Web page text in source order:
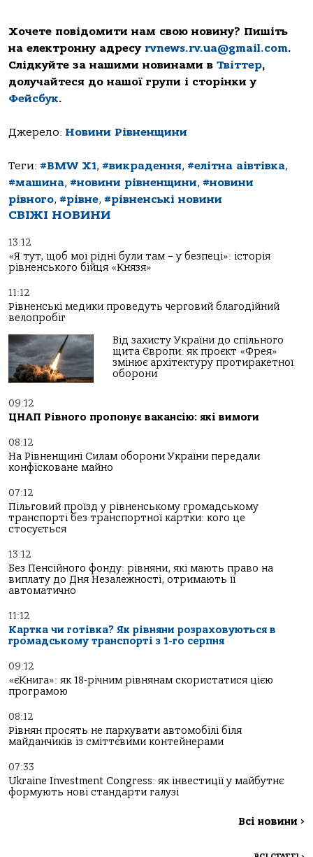
Хочете повідомити нам свою новину? Пишіть
на електронну адресу rvnews.rv.ua@gmail.com.
Слідкуйте за нашими новинами в Твіттер,
долучайтеся до нашої групи і сторінки у
Фейсбук.
Джерело: Новини Рівненщини
Теги: #BMW Х1, #викрадення, #елітна аівтівка,
#машина, #новини рівненщини, #новини
рівного, #рівне, #рівненські новини
СВІЖІ НОВИНИ
13:12
«Я тут, щоб мої рідні були там – у безпеці»: історія
рівненського бійця «Князя»
11:12
Рівненські медики проведуть черговий благодійний
велопробіг
Від захисту України до спільного
щита Європи: як проєкт «Фрея»
змінює архітектуру протиракетної
оборони
09:12
ЦНАП Рівного пропонує вакансію: які вимоги
08:12
На Рівненщині Силам оборони України передали
конфісковане майно
07:12
Пільговий проїзд у рівненському громадському
транспорті без транспортної картки: кого це
стосується
13:12
Без Пенсійного фонду: рівняни, які мають право на
виплату до Дня Незалежності, отримають її
автоматично
11:12
Картка чи готівка? Як рівняни розраховуються в
громадському транспорті з 1-го серпня
09:12
«єКнига»: як 18-річним рівнянам скористатися цією
програмою
08:12
Рівнян просять не паркувати автомобілі біля
майданчиків із сміттєвими контейнерами
07:33
Ukraine Investment Congress: як інвестиції у майбутнє
формують нові стандарти галузі
Всі новини >